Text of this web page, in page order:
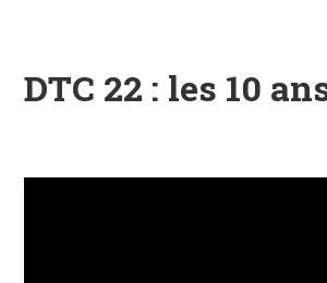
DTC 22 : les 10